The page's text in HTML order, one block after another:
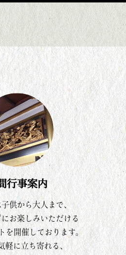
行事案内
供から大人まで、
お楽しみいただける
を開催しております。
軽に立ち寄れる、